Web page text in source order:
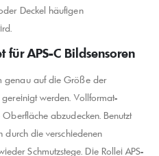
Deckel häufigen
APS-C Bildsensoren
genau auf die Größe der
werden. Vollformat-
abzudecken. Benutzt
durch die verschiedenen
Schmutzstege. Die Rollei APS-